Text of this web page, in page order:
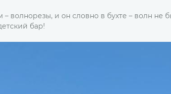
– волнорезы, и он словно в бухте – волн не
бар!